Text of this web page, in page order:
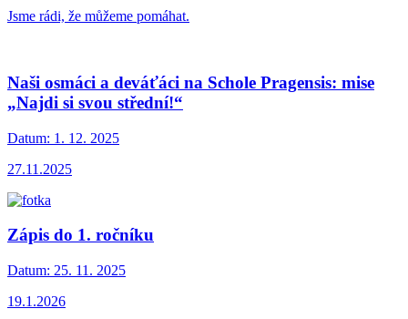
Jsme rádi, že můžeme pomáhat.
Naši osmáci a deváťáci na Schole Pragensis: mise
„Najdi si svou střední!“
Datum: 1. 12. 2025
27.11.2025
Zápis do 1. ročníku
Datum: 25. 11. 2025
19.1.2026